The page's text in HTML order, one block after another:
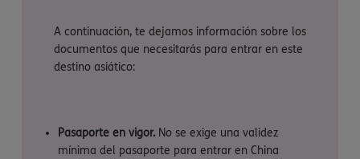
A continuación, te dejamos información sobre los
documentos que necesitarás para entrar en este
destino asiático:
Pasaporte en vigor. No se exige una validez
mínima del pasaporte para entrar en China